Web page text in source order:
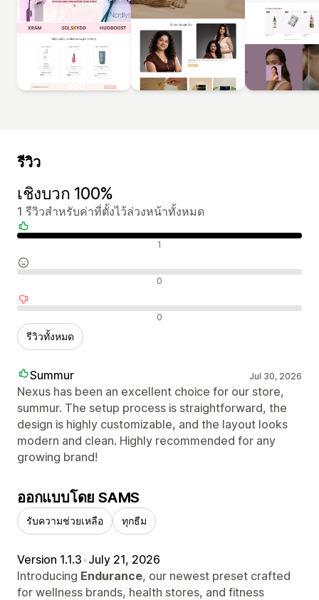
รีวิว
เชิงบวก 100%
1 รีวิวสำหรับค่าที่ตั้งไว้ล่วงหน้าทั้งหมด
รีวิวเชิงบวก 1
รีวิวที่เป็นกลาง 0
รีวิวเชิงลบ 0
รีวิวทั้งหมด
Summur Jul 30, 2026
Nexus has been an excellent choice for our store,
summur. The setup process is straightforward, the
design is highly customizable, and the layout looks
modern and clean. Highly recommended for any
growing brand!
ออกแบบโดย SAMS
รับความช่วยเหลือ ทุกธีม
Version 1.1.3•July 21, 2026
Introducing Endurance, our newest preset crafted
for wellness brands, health stores, and fitness